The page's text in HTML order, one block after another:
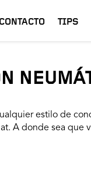
CONTACTO TIPS
estilo de
A donde sea que